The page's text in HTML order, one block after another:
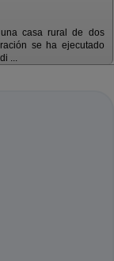
casa rural de dos
se ha ejecutado
...